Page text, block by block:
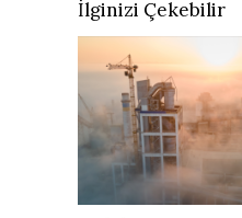
İlginizi Çekebilir